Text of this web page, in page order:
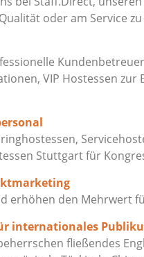
oder am Service
VIP Hostessen zur
Stuttgart für
erhöhen den Mehrwert
internationales
fließendes